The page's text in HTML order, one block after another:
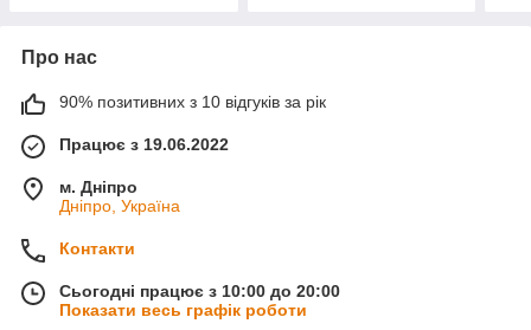
Про нас
90% позитивних з 10 відгуків за рік
Працює з 19.06.2022
м. Дніпро
Дніпро, Україна
Контакти
Сьогодні працює з 10:00 до 20:00
Показати весь графік роботи